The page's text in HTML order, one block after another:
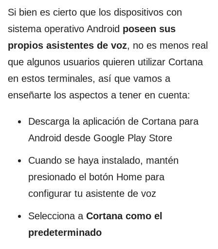
Si bien es cierto que los dispositivos con
sistema operativo Android poseen sus
propios asistentes de voz, no es menos real
que algunos usuarios quieren utilizar Cortana
en estos terminales, así que vamos a
enseñarte los aspectos a tener en cuenta:
Descarga la aplicación de Cortana para
Android desde Google Play Store
Cuando se haya instalado, mantén
presionado el botón Home para
configurar tu asistente de voz
Selecciona a Cortana como el
predeterminado